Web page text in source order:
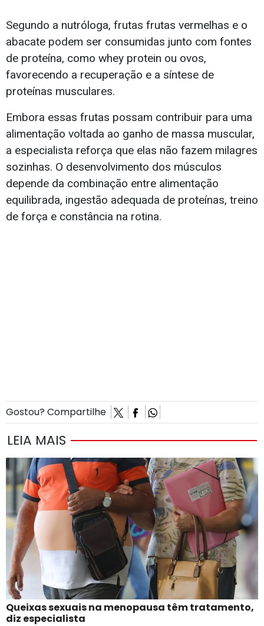
Segundo a nutróloga, frutas frutas vermelhas e o
abacate podem ser consumidas junto com fontes
de proteína, como whey protein ou ovos,
favorecendo a recuperação e a síntese de
proteínas musculares.
Embora essas frutas possam contribuir para uma
alimentação voltada ao ganho de massa muscular,
a especialista reforça que elas não fazem milagres
sozinhas. O desenvolvimento dos músculos
depende da combinação entre alimentação
equilibrada, ingestão adequada de proteínas, treino
de força e constância na rotina.
Gostou? Compartilhe
LEIA MAIS
Queixas sexuais na menopausa têm tratamento,
diz especialista